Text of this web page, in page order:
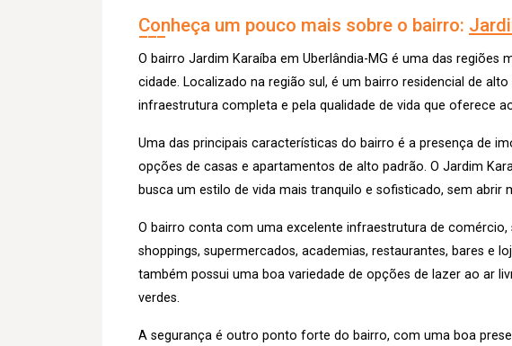
Conheça um pouco mais sobre o bairro:
O bairro Jardim Karaíba em Uberlândia-MG é uma das regiões
cidade. Localizado na região sul, é um bairro residencial de
infraestrutura completa e pela qualidade de vida que oferece
Uma das principais características do bairro é a presença de
opções de casas e apartamentos de alto padrão. O Jardim
busca um estilo de vida mais tranquilo e sofisticado, sem abrir
O bairro conta com uma excelente infraestrutura de
shoppings, supermercados, academias, restaurantes, bares e
também possui uma boa variedade de opções de lazer ao ar
verdes.
A segurança é outro ponto forte do bairro, com uma boa